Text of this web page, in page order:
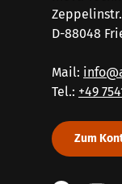
D-88048
Mail:
Tel.: +49
Zum